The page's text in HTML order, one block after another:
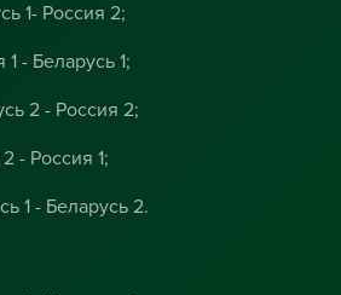
1- Россия 2;
- Беларусь 1;
2 - Россия 2;
- Россия 1;
1 - Беларусь 2.